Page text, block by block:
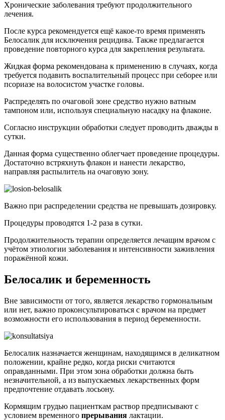
Хронические заболевания требуют продолжительного
лечения.
После курса рекомендуется ещё какое-то время применять
Белосалик для исключения рецидива. Также предлагается
проведение повторного курса для закрепления результата.
Жидкая форма рекомендована к применению в случаях, когда
требуется подавить воспалительный процесс при себорее или
псориазе на волосистом участке головы.
Распределять по очаговой зоне средство нужно ватным
тампоном или, используя специальную насадку на флаконе.
Согласно инструкции обработки следует проводить дважды в
сутки.
Данная форма существенно облегчает проведение процедуры.
Достаточно встряхнуть флакон и нанести лекарство,
направляя распылитель на очаговую зону.
Важно при распределении средства не превышать дозировку.
Процедуры проводятся 1-2 раза в сутки.
Продолжительность терапии определяется лечащим врачом с
учётом этиологии заболевания и интенсивности заживления
поражённой кожи.
Белосалик и беременность
Вне зависимости от того, является лекарство гормональным
или нет, важно проконсультироваться с врачом на предмет
возможности его использования в период беременности.
Белосалик назначается женщинам, находящимся в деликатном
положении, крайне редко, когда риски считаются
оправданными. При этом зона обработки должна быть
незначительной, а из выпускаемых лекарственных форм
предпочтение отдавать лосьону.
Кормящим грудью пациенткам раствор предписывают с
условием временного прерывания лактации.